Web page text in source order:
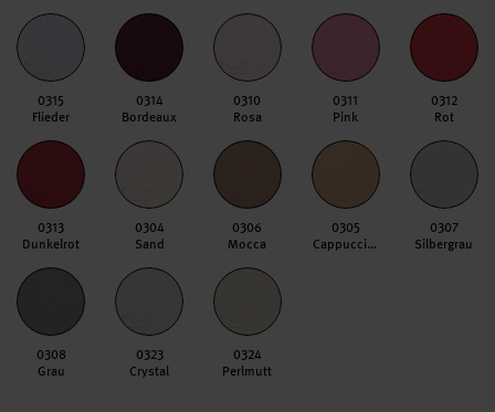
0315
Flieder
0314
Bordeaux
0310
Rosa
0311
Pink
0312
Rot
0313
Dunkelrot
0304
Sand
0306
Mocca
0305
Cappuccino
0307
Silbergrau
0308
Grau
0323
Crystal
0324
Perlmutt